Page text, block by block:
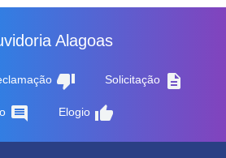
Alagoas
thumb_down Solicitação description
comment Elogio thumb_up